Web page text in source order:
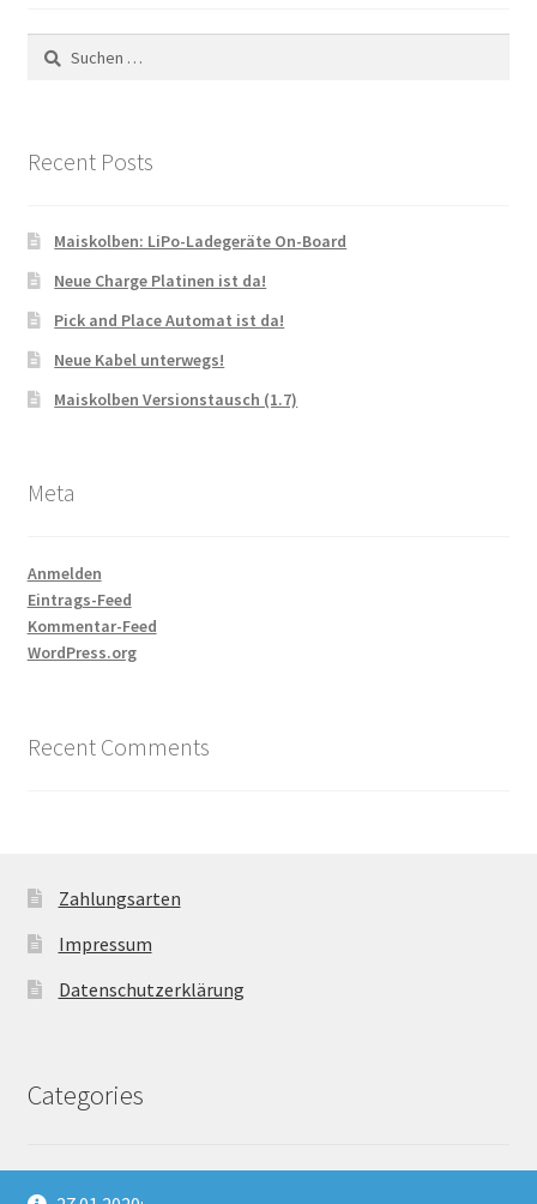
Suchen
nach:
Recent Posts
Maiskolben: LiPo-Ladegeräte On-Board
Neue Charge Platinen ist da!
Pick and Place Automat ist da!
Neue Kabel unterwegs!
Maiskolben Versionstausch (1.7)
Meta
Anmelden
Eintrags-Feed
Kommentar-Feed
WordPress.org
Recent Comments
Zahlungsarten
Impressum
Datenschutzerklärung
Categories